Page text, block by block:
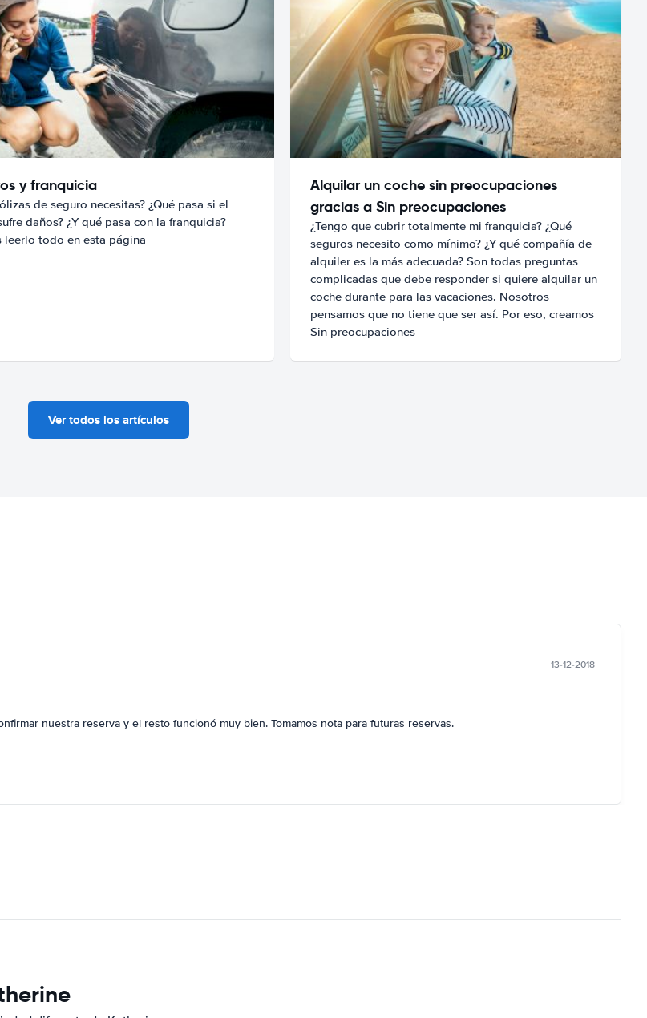
y franquicia
de seguro necesitas? ¿Qué pasa si el
daños? ¿Y qué pasa con la franquicia?
leerlo todo en esta página
Alquilar un coche sin preocupaciones
gracias a Sin preocupaciones
¿Tengo que cubrir totalmente mi franquicia? ¿Qué
seguros necesito como mínimo? ¿Y qué compañía de
alquiler es la más adecuada? Son todas preguntas
complicadas que debe responder si quiere alquilar un
coche durante para las vacaciones. Nosotros
pensamos que no tiene que ser así. Por eso, creamos
Sin preocupaciones
Ver todos los artículos
13-12-2018
nuestra reserva y el resto funcionó muy bien. Tomamos nota para futuras reservas.